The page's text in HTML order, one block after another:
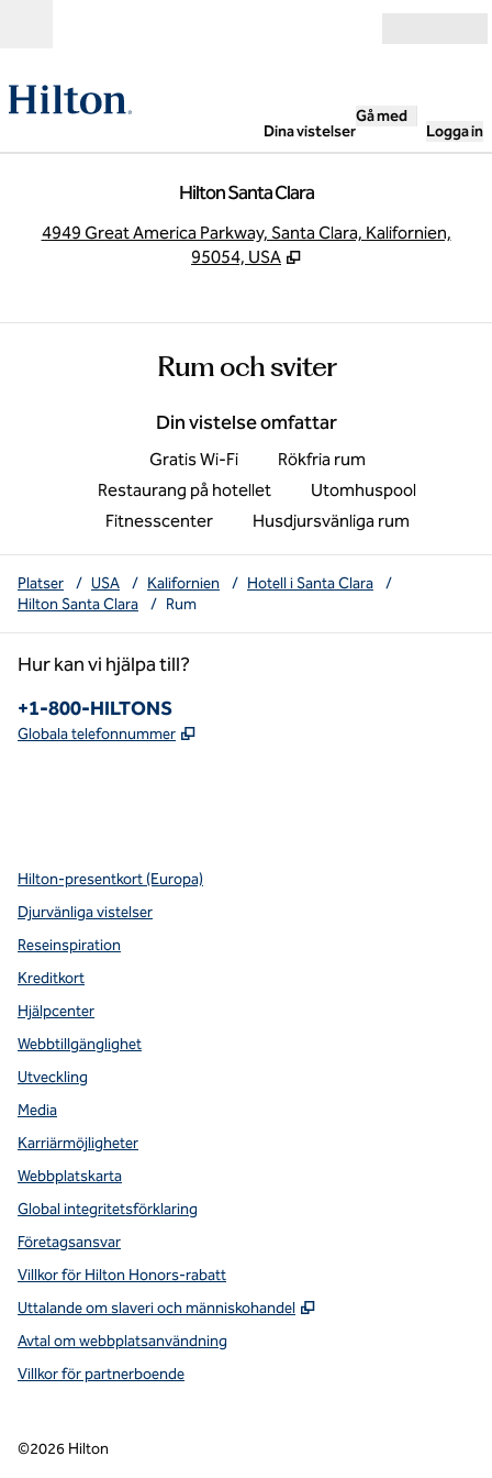
Dina vistelser
Gå med
Logga in
Hilton Santa Clara
4949 Great America Parkway, Santa Clara, Kalifornien,
95054, USA
Rum och sviter
Din vistelse omfattar
Gratis Wi-Fi
Rökfria rum
Restaurang på hotellet
Utomhuspool
Fitnesscenter
Husdjursvänliga rum
Platser / USA / Kalifornien / Hotell i Santa Clara
/
Hilton Santa Clara
/ Rum
Hur kan vi hjälpa till?
Telefon:
+1-800-HILTONS
Globala telefonnummer ,
Hilton-presentkort (Europa)
Djurvänliga vistelser
Reseinspiration
Kreditkort
Hjälpcenter
Webbtillgänglighet
Utveckling
Media
Karriärmöjligheter
Webbplatskarta
Global integritetsförklaring
Företagsansvar
Villkor för Hilton Honors-rabatt
Uttalande om slaveri och människohandel
,
Avtal om webbplatsanvändning
Villkor för partnerboende
©2026 Hilton